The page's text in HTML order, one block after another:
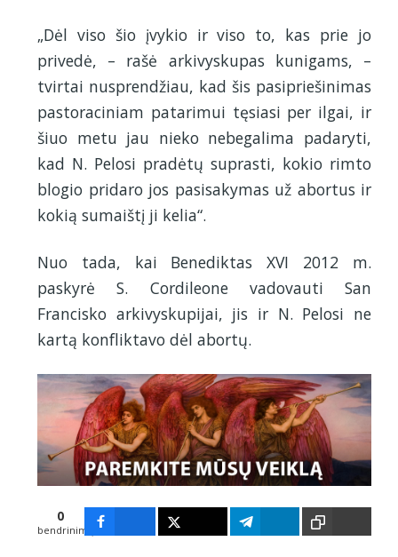
„Dėl viso šio įvykio ir viso to, kas prie jo
privedė, – rašė arkivyskupas kunigams, –
tvirtai nusprendžiau, kad šis pasipriešinimas
pastoraciniam patarimui tęsiasi per ilgai, ir
šiuo metu jau nieko nebegalima padaryti,
kad N. Pelosi pradėtų suprasti, kokio rimto
blogio pridaro jos pasisakymas už abortus ir
kokią sumaištį ji kelia“.
Nuo tada, kai Benediktas XVI 2012 m.
paskyrė S. Cordileone vadovauti San
Francisko arkivyskupijai, jis ir N. Pelosi ne
kartą konfliktavo dėl abortų.
0
bendrinimų